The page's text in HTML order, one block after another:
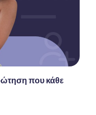
που κάθε